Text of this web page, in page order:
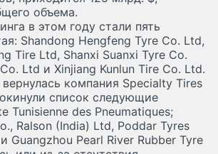
объема.
в этом году стали пять
Shandong Hengfeng Tyre Co. Ltd,
Tire Ltd, Shanxi Suanxi Tyre Co.
Ltd и Xinjiang Kunlun Tire Co. Ltd.
компания Specialty Tires
список следующие
Tunisienne des Pneumatiques;
Ralson (India) Ltd, Poddar Tyres
Guangzhou Pearl River Rubber Tyre